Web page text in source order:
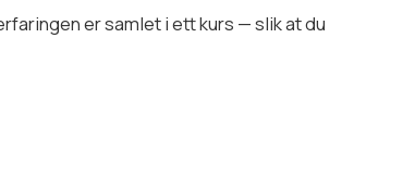
er samlet i ett kurs — slik at du